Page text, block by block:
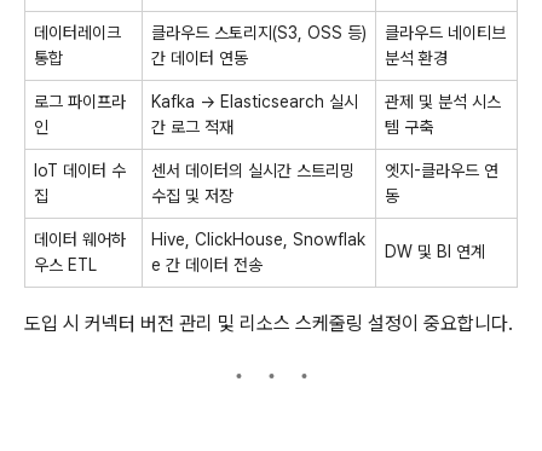
데이터레이크
통합
클라우드 스토리지(S3, OSS 등)
간 데이터 연동
클라우드 네이티브
분석 환경
로그 파이프라
인
Kafka → Elasticsearch 실시
간 로그 적재
관제 및 분석 시스
템 구축
IoT 데이터 수
집
센서 데이터의 실시간 스트리밍
수집 및 저장
엣지-클라우드 연
동
데이터 웨어하
우스 ETL
Hive, ClickHouse, Snowflak
e 간 데이터 전송
DW 및 BI 연계
도입 시 커넥터 버전 관리 및 리소스 스케줄링 설정이 중요합니다.